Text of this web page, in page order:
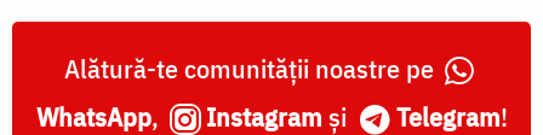
Alătură-te comunității noastre pe
WhatsApp, Instagram și Telegram!